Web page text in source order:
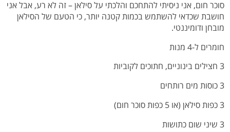
סוכר חום, אני ניסיתי להתחכם והלכתי על סילאן – זה לא רע, אבל אני
חושבת שכדאי להשתמש בכמות קטנה יותר, כי הטעם של הסילאן
מובחן ודומיננטי.
חומרים ל-4 מנות
3 חצילים בינוניים, חתוכים לקוביות
3 כוסות מים רותחים
3 כפות סילאן (או 5 כפות סוכר חום)
3 שיני שום כתושות